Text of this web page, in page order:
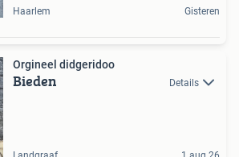
Haarlem Gisteren
Orgineel didgeridoo
Bieden Details